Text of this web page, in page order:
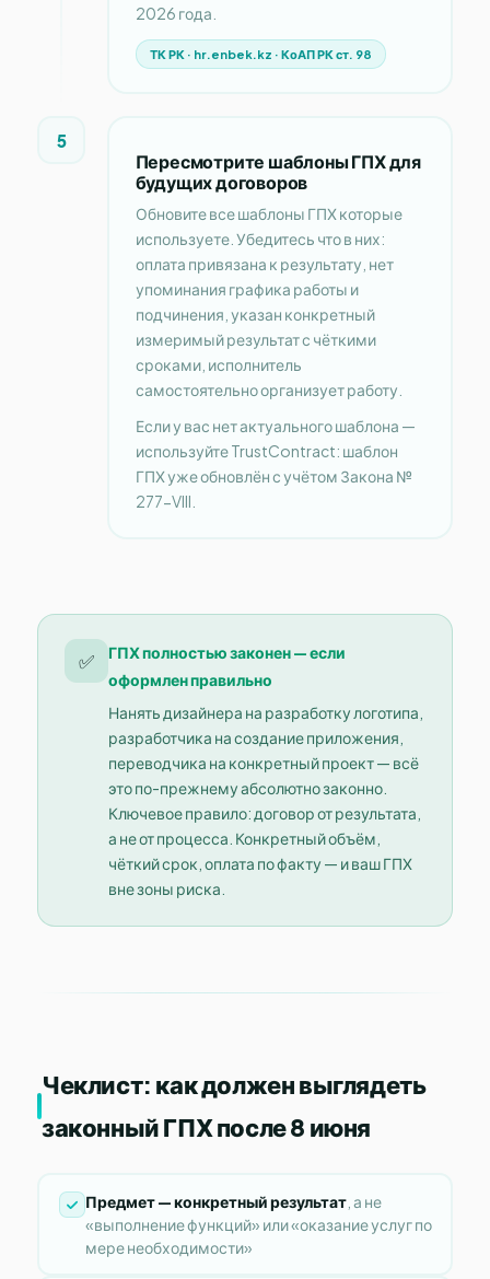
2026 года.
ТК РК · hr.enbek.kz · КоАП РК ст. 98
5
Пересмотрите шаблоны ГПХ для
будущих договоров
Обновите все шаблоны ГПХ которые
используете. Убедитесь что в них:
оплата привязана к результату, нет
упоминания графика работы и
подчинения, указан конкретный
измеримый результат с чёткими
сроками, исполнитель
самостоятельно организует работу.
Если у вас нет актуального шаблона —
используйте TrustContract: шаблон
ГПХ уже обновлён с учётом Закона №
277-VIII.
✅
ГПХ полностью законен — если
оформлен правильно
Нанять дизайнера на разработку логотипа,
разработчика на создание приложения,
переводчика на конкретный проект — всё
это по-прежнему абсолютно законно.
Ключевое правило: договор от результата,
а не от процесса. Конкретный объём,
чёткий срок, оплата по факту — и ваш ГПХ
вне зоны риска.
Чеклист: как должен выглядеть
законный ГПХ после 8 июня
Предмет — конкретный результат, а не
«выполнение функций» или «оказание услуг по
мере необходимости»